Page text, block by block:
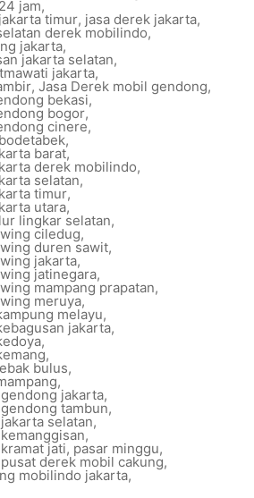
jam,
timur, jasa derek jakarta,
derek mobilindo,
jakarta,
jakarta selatan,
jakarta,
, Jasa Derek mobil gendong,
bekasi,
bogor,
cinere,
,
barat,
derek mobilindo,
selatan,
timur,
utara,
lingkar selatan,
ciledug,
duren sawit,
jakarta,
jatinegara,
mampang prapatan,
meruya,
melayu,
jakarta,
,
,
bulus,
,
jakarta,
tambun,
selatan,
,
jati, pasar minggu,
pusat derek mobil cakung,
mobilindo jakarta,